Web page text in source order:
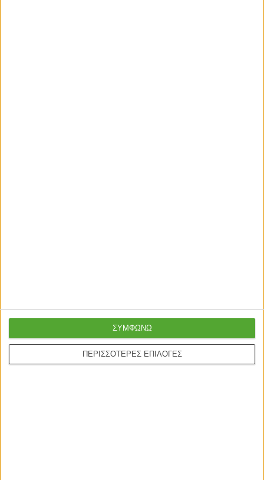
ΠΕΡΙΣΣΟΤΕΡΕΣ ΕΠΙΛΟΓΕΣ
ΣΥΜΦΩΝΩ